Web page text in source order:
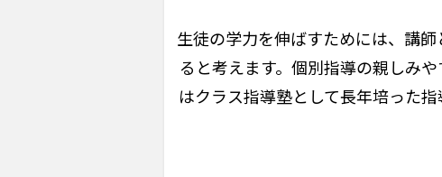
生徒の学力を伸ばすためには、講
ると考えます。個別指導の親しみ
はクラス指導塾として長年培った